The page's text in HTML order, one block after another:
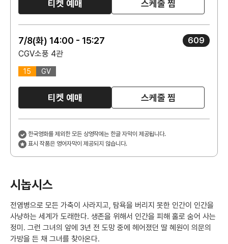
티켓 예매 스케줄 찜
7/8(화) 14:00 - 15:27
609
CGV소풍 4관
15 GV
티켓 예매 스케줄 찜
한국영화를 제외한 모든 상영작에는 한글 자막이 제공됩니다.
표시 작품은 영어자막이 제공되지 않습니다.
시놉시스
전염병으로 모든 가축이 사라지고, 탐욕을 버리지 못한 인간이 인간을
사냥하는 세계가 도래한다. 생존을 위해서 인간을 피해 홀로 숨어 사는
정미. 그런 그녀의 앞에 3년 전 도망 중에 헤어졌던 딸 혜원이 의문의
가방을 든 채 그녀를 찾아온다.